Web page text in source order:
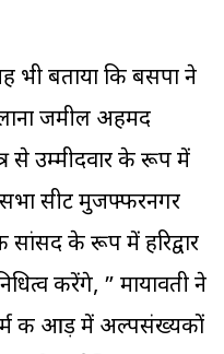
भी बताया कि बसपा ने
जमील अहमद
से उम्मीदवार के रूप में
सीट मुजफ्फरनगर
के रूप में हरिद्वार
करेंगे, ” मायावती ने
की आड़ में अल्पसंख्यकों